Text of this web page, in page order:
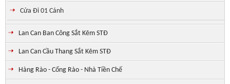
Cửa Đi 01 Cánh
Lan Can Ban Công Sắt Kẽm STĐ
Lan Can Cầu Thang Sắt Kẽm STĐ
Hàng Rào - Cổng Rào - Nhà Tiền Chế